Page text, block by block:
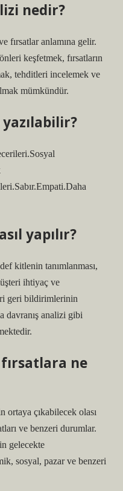
nedir?
fırsatlar anlamına gelir.
keşfetmek, fırsatların
tehditleri incelemek ve
mümkündür.
yapılır?
kitlenin tanımlanması,
ihtiyaç ve
geri bildirimlerinin
davranış analizi gibi
ne
ortaya çıkabilecek olası
ve benzeri durumlar.
gelecekte
sosyal, pazar ve benzeri